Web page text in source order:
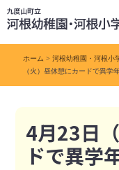
本
文
ホーム >河根幼稚園・河根小
（火）昼休憩にカードで異
4月23日
ドで異